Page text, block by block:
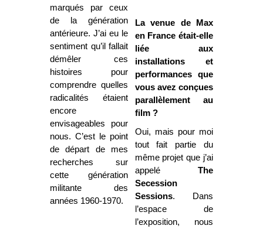
marqués par ceux
de la génération
antérieure. J’ai eu le
sentiment qu’il fallait
démêler ces
histoires pour
comprendre quelles
radicalités étaient
encore
envisageables pour
nous. C’est le point
de départ de mes
recherches sur
cette génération
militante des
années 1960-1970.
La venue de Max
en France était-elle
liée aux
installations et
performances que
vous avez conçues
parallèlement au
film ?
Oui, mais pour moi
tout fait partie du
même projet que j’ai
appelé The
Secession
Sessions. Dans
l’espace de
l’exposition, nous